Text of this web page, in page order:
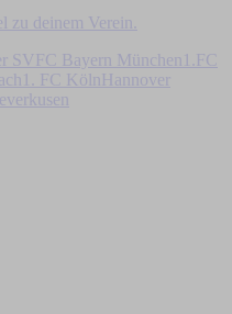
zu deinem Verein.
SV FC Bayern München
1.FC
1. FC Köln
Hannover